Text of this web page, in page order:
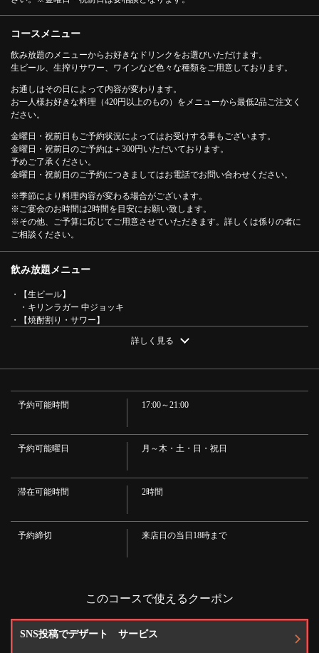
コースメニュー
飲み放題のメニューからお好きなドリンクをお選びいただけます。
生ビール、生搾りサワー、ワインなど色々な種類をご用意しております。
お通しはその日によって内容が変わります。
お一人様お好きな料理（420円以上のもの）をメニューから最低2品ご注文く
ださい。
金曜日・祝前日もご予約状況によってはお受けする事もございます。
金曜日・祝前日のご予約は＋300円いただいております。
予めご了承ください。
金曜日・祝前日のご予約につきましてはお電話でお問い合わせください。
※季節により料理内容が変わる場合がございます。
※ご宴会のお時間は2時間を目安にお願い致します。
※その他、ご予算に応じてご用意させていただきます。詳しくは係りの者に
ご相談ください。
飲み放題メニュー
・【生ビール】
・キリンラガー 中ジョッキ
・【焼酎割り・サワー】
生レモンサワー／はちみつ生グレープフルーツサワー／シークァーサーサワ
割り／梅干しサワー／ガリチュー
・【ハイボール】
・【本格焼酎】(ロック・ソーダ・水割り・お湯割り)
・ 【芋】／【麦】
・【ソフトドリンク】
スウォーター／カルピスソーダ
詳しく見る
予約可能時間 17:00～21:00
予約可能曜日 月～木・土・日・祝日
滞在可能時間 2時間
予約締切 来店日の当日18時まで
このコースで使えるクーポン
SNS投稿でデザート サービス
飲み放題のみ！2時間飲み放題2200円（税込）《1日組数限
定コース》 | 裏照ラス 目黒店
東京都目黒区目黒１-５-１８ 中銀タワービルＢ２Ｆ
お店情報をコピー
閉じる